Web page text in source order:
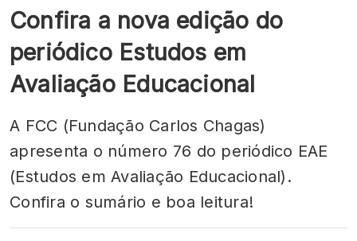
Confira a nova edição do
periódico Estudos em
Avaliação Educacional
A FCC (Fundação Carlos Chagas)
apresenta o número 76 do periódico EAE
(Estudos em Avaliação Educacional).
Confira o sumário e boa leitura!